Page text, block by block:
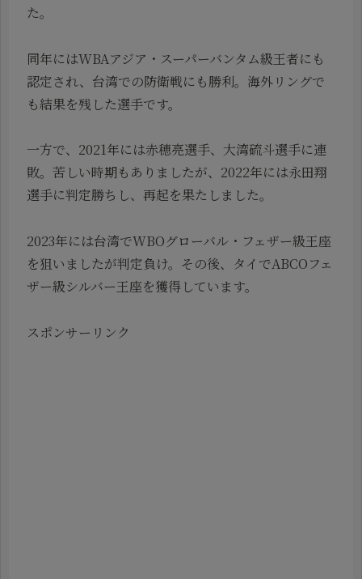
た。
同年にはWBAアジア・スーパーバンタム級王者にも
認定され、台湾での防衛戦にも勝利。海外リングで
も結果を残した選手です。
一方で、2021年には赤穂亮選手、大湾硫斗選手に連
敗。苦しい時期もありましたが、2022年には永田翔
選手に判定勝ちし、再起を果たしました。
2023年には台湾でWBOグローバル・フェザー級王座
を狙いましたが判定負け。その後、タイでABCOフェ
ザー級シルバー王座を獲得しています。
スポンサーリンク